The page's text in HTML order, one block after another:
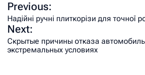
Previous:
Надійні ручні плиткорізи для точної
Next:
Скрытые причины отказа
экстремальных условиях